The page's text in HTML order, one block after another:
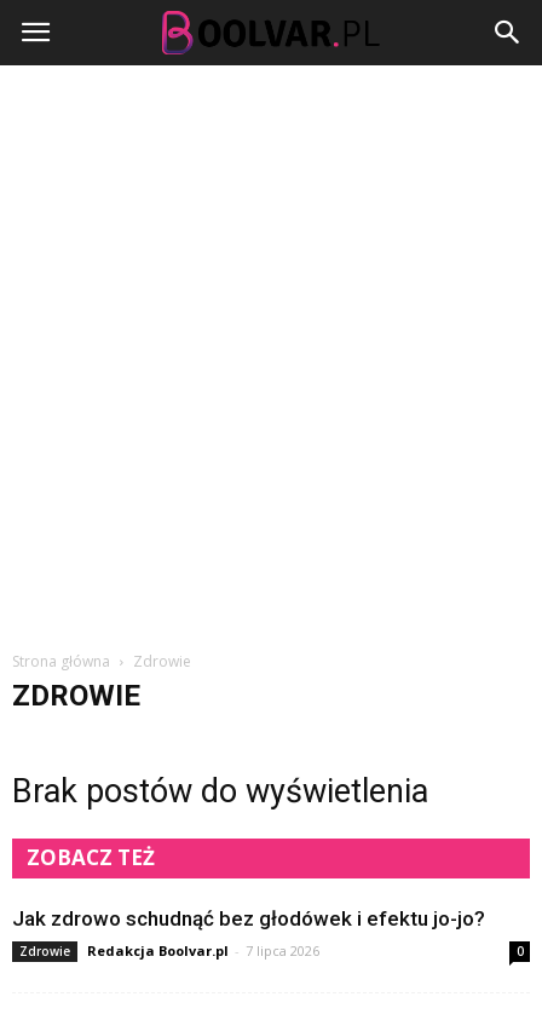
Boolvar.pl
Strona główna Zdrowie
ZDROWIE
Brak postów do wyświetlenia
ZOBACZ TEŻ
Jak zdrowo schudnąć bez głodówek i efektu jo-jo?
Zdrowie Redakcja Boolvar.pl - 7 lipca 2026 0